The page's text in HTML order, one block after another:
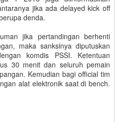
jika ada delayed kick off
denda.
jika pertandingan berhenti
maka sanksinya diputuskan
komdis PSSI. Ketentuan
30 menit dan seluruh pemain
Kemudian bagi official tim
alat elektronik saat di bench.